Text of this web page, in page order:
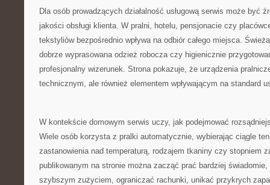
Dla osób prowadzących działalność usługową serwis może być
jakości obsługi klienta. W pralni, hotelu, pensjonacie czy
tekstyliów bezpośrednio wpływa na odbiór całego miejsca.
dobrze wyprasowana odzież robocza czy higienicznie
profesjonalny wizerunek. Strona pokazuje, że urządzenia
technicznym, ale również elementem wpływającym na standard
W kontekście domowym serwis uczy, jak podejmować
Wiele osób korzysta z pralki automatycznie, wybierając ciągle
zastanowienia nad temperaturą, rodzajem tkaniny czy stopniem
publikowanym na stronie można zacząć prać bardziej
szybszym zużyciem, ograniczać rachunki, unikać przykrych